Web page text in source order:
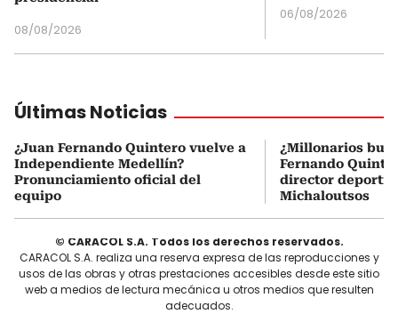
08/08/2026
06/08/2026
Últimas Noticias
¿Juan Fernando Quintero vuelve a
Independiente Medellín?
Pronunciamiento oficial del
equipo
¿Millonarios
Fernando
director
Michaloutsos
© CARACOL S.A. Todos los derechos reservados.
CARACOL S.A. realiza una reserva expresa de las reproducciones y
usos de las obras y otras prestaciones accesibles desde este sitio
web a medios de lectura mecánica u otros medios que resulten
adecuados.